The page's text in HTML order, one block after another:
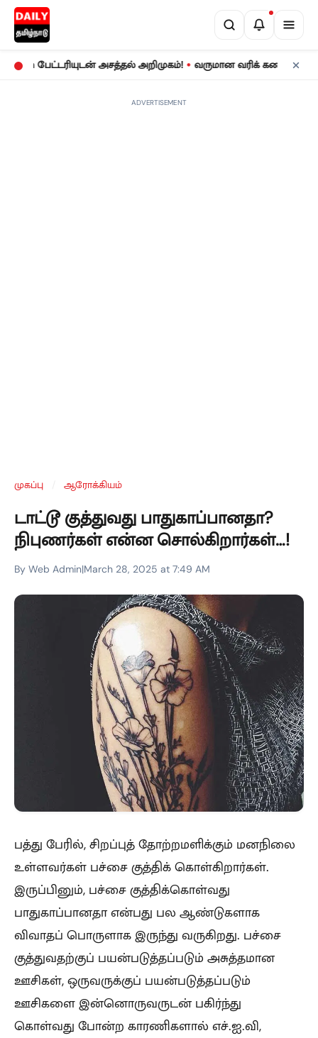
பேட்டரியுடன் அசத்தல் அறிமுகம்! • வருமான வரிக் கணக்குத்
ADVERTISEMENT
முகப்பு ஆரோக்கியம்
டாட்டூ குத்துவது பாதுகாப்பானதா?
நிபுணர்கள் என்ன சொல்கிறார்கள்…!
By Web Admin|March 28, 2025 at 7:49 AM
பத்து பேரில், சிறப்புத் தோற்றமளிக்கும் மனநிலை
உள்ளவர்கள் பச்சை குத்திக் கொள்கிறார்கள்.
இருப்பினும், பச்சை குத்திக்கொள்வது
பாதுகாப்பானதா என்பது பல ஆண்டுகளாக
விவாதப் பொருளாக இருந்து வருகிறது. பச்சை
குத்துவதற்குப் பயன்படுத்தப்படும் அசுத்தமான
ஊசிகள், ஒருவருக்குப் பயன்படுத்தப்படும்
ஊசிகளை இன்னொருவருடன் பகிர்ந்து
கொள்வது போன்ற காரணிகளால் எச்.ஐ.வி,